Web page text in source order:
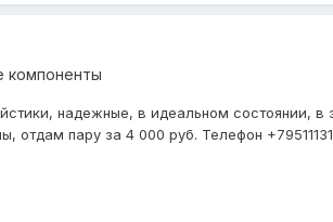
компоненты
надежные, в идеальном состоянии,
отдам пару за 4 000 руб. Телефон